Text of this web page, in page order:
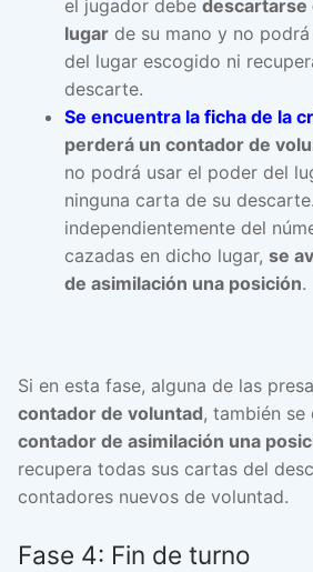
el jugador debe descartarse
lugarde su mano y no
del lugar escogido ni
descarte.
Se encuentra la ficha de la
perderá un contador de
no podrá usar el poder del
ninguna carta de su
independientemente del
cazadas en dicho lugar, se
de asimilación una posición.
Si en esta fase, alguna de las
contador de voluntad, también se
contador de asimilación una
recupera todas sus cartas del
contadores nuevos de voluntad.
Fase 4: Fin de turno